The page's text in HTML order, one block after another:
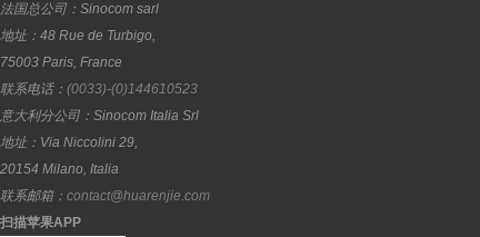
法国总公司： Sinocom sarl
地址： 48 Rue de Turbigo,
75003 Paris, France
联系电话： (0033)-(0)144610523
意大利分公司： Sinocom Italia Srl
地址： Via Niccolini 29,
20154 Milano, Italia
联系邮箱： contact@huarenjie.com
扫描苹果APP